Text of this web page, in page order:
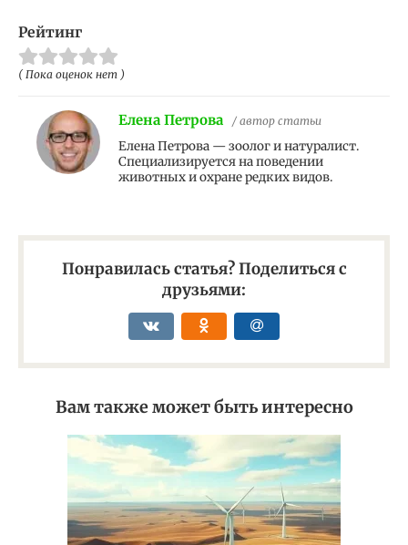
Рейтинг
( Пока оценок нет )
Елена Петрова / автор статьи
Елена Петрова — зоолог и натуралист.
Специализируется на поведении
животных и охране редких видов.
Понравилась статья? Поделиться с
друзьями:
Вам также может быть интересно